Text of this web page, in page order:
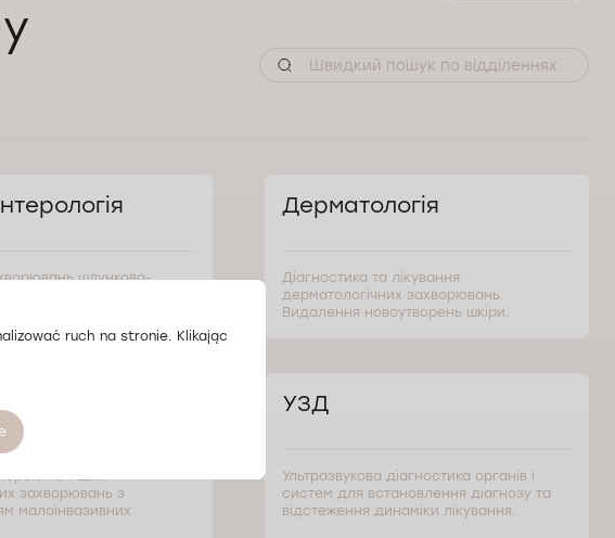
шлунково-
Дерматологія
Діагностика та лікування
дерматологічних захворювань.
Видалення новоутворень шкіри.
та інших
захворювань з
малоінвазивних
УЗД
Ультразвукова діагностика органів і
систем для встановлення діагнозу та
відстеження динаміки лікування.
ruch na stronie. Klikając